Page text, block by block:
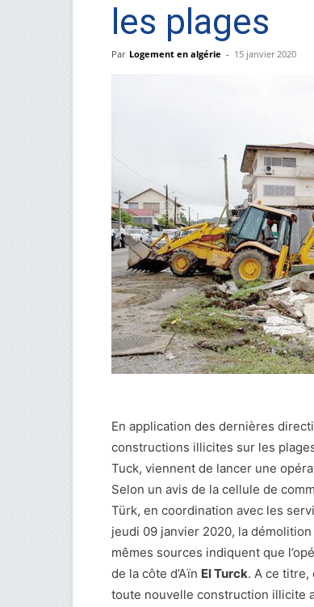
les plages
Par Logement en algérie - 15 janvier 2020
En application des dernières
constructions illicites sur les
Tuck, viennent de lancer une
Selon un avis de la cellule de
Türk, en coordination avec les
jeudi 09 janvier 2020, la
mêmes sources indiquent que
de la côte d’Aïn El Turck. A ce titre,
toute nouvelle construction illicite